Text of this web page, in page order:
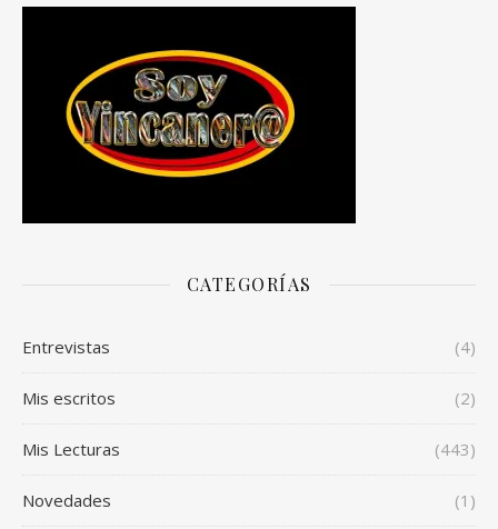
CATEGORÍAS
Entrevistas (4)
Mis escritos (2)
Mis Lecturas (443)
Novedades (1)